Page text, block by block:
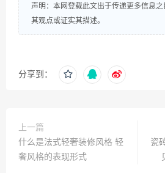
声明：本网登载此文出于传递更多信息之
其观点或证实其描述。
分享到：
上一篇
什么是法式轻奢装修风格 轻
奢风格的表现形式
瓷